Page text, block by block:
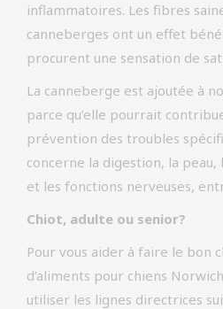
inflammatoires. Les fibres
canneberges ont un effet
procurent une sensation de
La canneberge est ajoutée à
parce qu’elle pourrait
prévention des troubles
concerne la digestion, la peau,
et les fonctions nerveuses,
Chiot, adulte ou senior?
Pour vous aider à faire le bon
d’aliments pour chiens
utiliser les lignes directrices